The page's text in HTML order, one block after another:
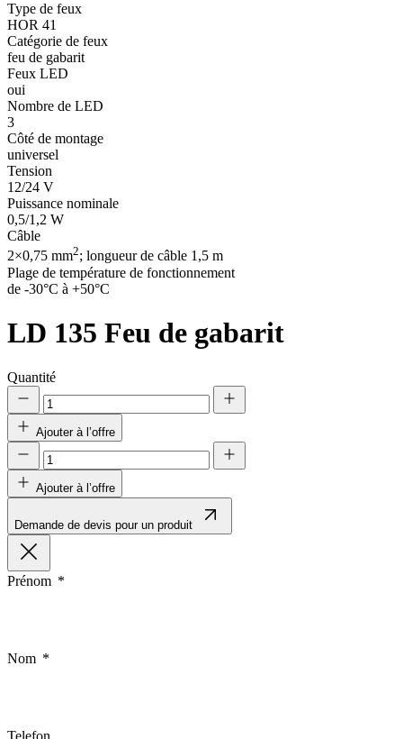
Type de feux
HOR 41
Catégorie de feux
feu de gabarit
Feux LED
oui
Nombre de LED
3
Côté de montage
universel
Tension
12/24 V
Puissance nominale
0,5/1,2 W
Câble
2×0,75 mm2; longueur de câble 1,5 m
Plage de température de fonctionnement
de -30°C à +50°C
LD 135 Feu de gabarit
Quantité
Ajouter à l’offre
Ajouter à l’offre
Demande de devis pour un produit
Prénom
Nom
Telefon